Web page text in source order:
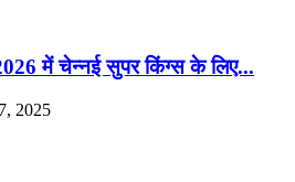
में चेन्नई सुपर किंग्स के लिए...
2025